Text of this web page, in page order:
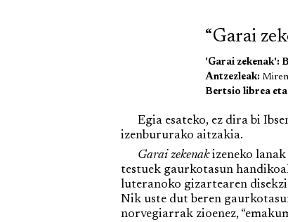
“Garai
'Garai zekenak':
Antzezleak:
Bertsio librea
Egia esateko, ez dira bi
izenbururako aitzakia.
Garai zekenakizeneko
testuek gaurkotasun
luteranoko gizartearen
Nik uste dut beren
norvegiarrak zioenez,